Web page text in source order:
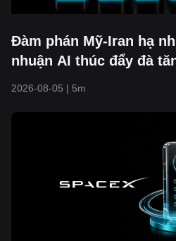
Đàm phán Mỹ-Iran hạ
nhuận AI thúc đẩy đà
2026-08-05 | 5m